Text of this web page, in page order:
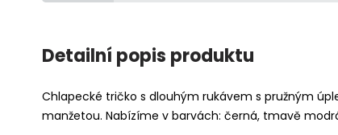
Detailní popis produktu
Chlapecké tričko s dlouhým rukávem s pružným
manžetou. Nabízíme v barvách: černá, tmavě